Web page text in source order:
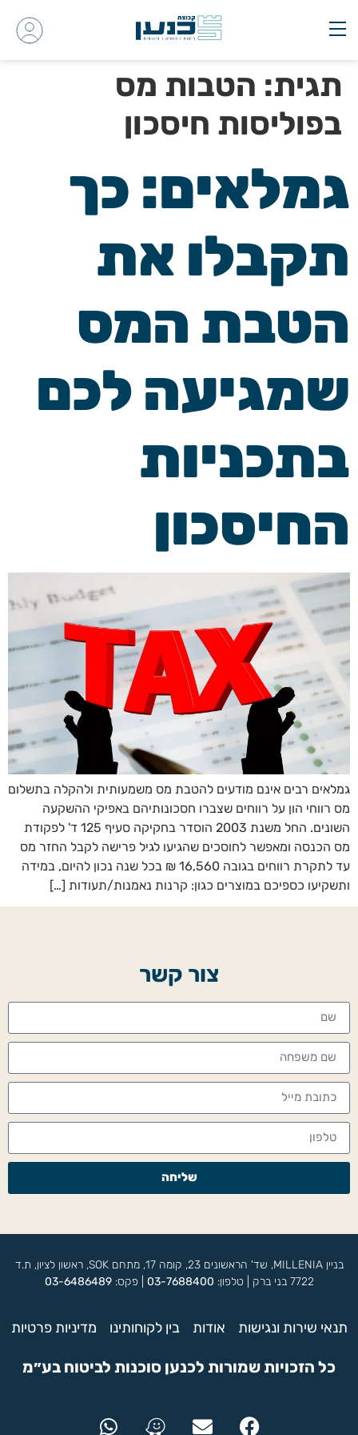
תגית: הטבות מס
בפוליסות חיסכון
גמלאים: כך
תקבלו את
הטבת המס
שמגיעה לכם
בתכניות
החיסכון
גמלאים רבים אינם מודעים להטבת מס משמעותית ולהקלה בתשלום
מס רווחי הון על רווחים שצברו חסכונותיהם באפיקי ההשקעה
השונים. החל משנת 2003 הוסדר בחקיקה סעיף 125 ד' לפקודת
מס הכנסה ומאפשר לחוסכים שהגיעו לגיל פרישה לקבל החזר מס
עד לתקרת רווחים בגובה 16,560 ₪ בכל שנה נכון להיום, במידה
ותשקיעו כספיכם במוצרים כגון: קרנות נאמנות/תעודות […]
צור קשר
שליחה
בניין MILLENIA, שד' הראשונים 23, קומה 17, מתחם SOK, ראשון לציון, ת.ד
7722 בני ברק | טלפון:
03-7688400 | פקס:03-6486489
תנאי שירות ונגישות אודות בין לקוחותינו מדיניות פרטיות
כל הזכויות שמורות לכנען סוכנות לביטוח בע״מ